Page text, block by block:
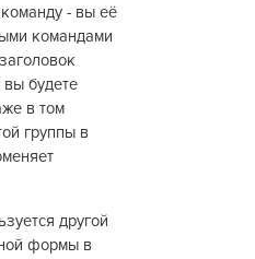
- вы её
командами
будете
в том
группы в
другой
формы в